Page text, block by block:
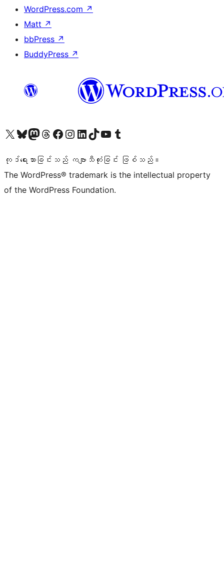
WordPress.com ↗
Matt ↗
bbPress ↗
BuddyPress ↗
ကျွန်ုပ်တို့၏ X (ယခင် Twitter) အကောင့်သို့ သွားရောက်ကြည့်ရှုပါကျွန်ုပ်တို့၏ Bluesky အကောင့်သို့ ဝင်ရောက်ကြည့်ရှုရန်
ကျွန်ုပ်တို့၏ Mastodon အကောင့်သို့ သွားရောက်ကြည့်ရှုပါကျွန်ုပ်တို့၏ Threads အကောင့်သို့ ဝင်ရောက်ကြည့်ရှုရန်
ကျွန်ုပ်တို့၏ Facebook စာမျက်နှာသို့ သွားရောက်ကြည့်ရှုပါကျွန်ုပ်တို့၏ Instagram အကောင့်သို့ သွားရောက်ကြည့်ရှုပါ ကျွန်ုပ်တို့၏ LinkedIn အကောင့်သို့ သွားရောက်ကြည့်ရှုပါကျွန်ုပ်တို့၏ TikTok အကောင့်သို့ ဝင်ရောက်ကြည့်ရှုရန်
ကျွန်ုပ်တို့၏ YouTube ချန်နယ်သို့ သွားရောက်ကြည့်ရှုပါ ကျွန်ုပ်တို့၏ Tumblr အကောင့်သို့ ဝင်ရောက်ကြည့်ရှုရန်
ကုဒ်ရေးသားခြင်းသည် ကဗျာသီကုံးခြင်း ဖြစ်သည်။
The WordPress® trademark is the intellectual property
of the WordPress Foundation.